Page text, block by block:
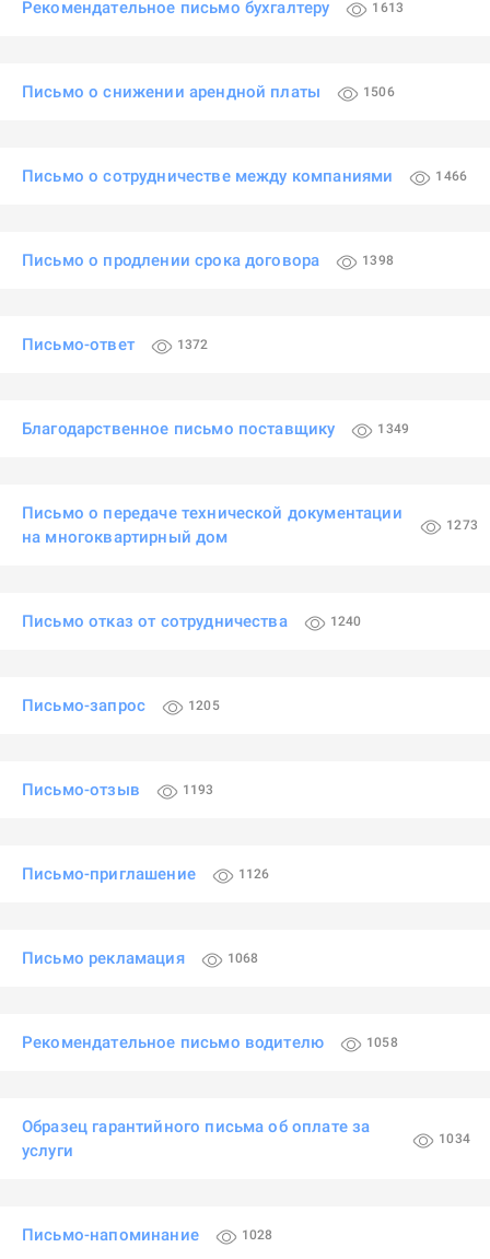
Рекомендательное письмо бухгалтеру 1613
Письмо о снижении арендной платы 1506
Письмо о сотрудничестве между компаниями 1466
Письмо о продлении срока договора 1398
Письмо-ответ 1372
Благодарственное письмо поставщику 1349
Письмо о передаче технической документации
на многоквартирный дом
1273
Письмо отказ от сотрудничества 1240
Письмо-запрос 1205
Письмо-отзыв 1193
Письмо-приглашение 1126
Письмо рекламация 1068
Рекомендательное письмо водителю 1058
Образец гарантийного письма об оплате за
услуги
1034
Письмо-напоминание 1028